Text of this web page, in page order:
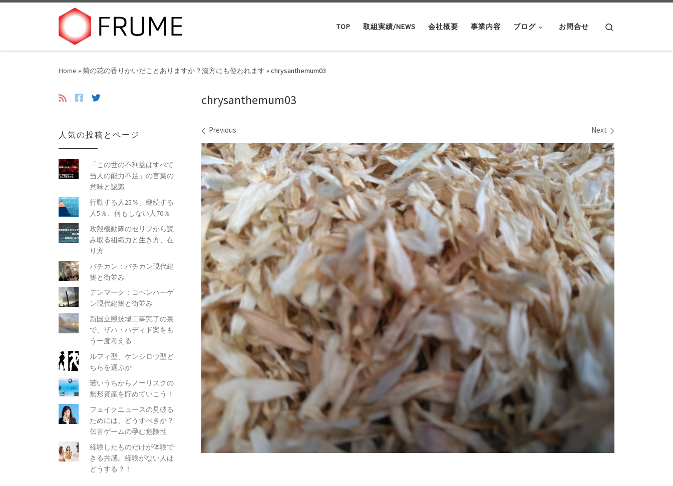
Skip to content
TOP 取組実績/NEWS 会社概要 事業内容 ブログ お問合せ
Home »菊の花の香りかいだことありますか？漢方にも使われます »chrysanthemum03
chrysanthemum03
Images navigation
Previous Next
人気の投稿とページ
「この世の不利益はすべて
当人の能力不足」の言葉の
意味と認識
行動する人25％、継続する
人5％、何もしない人70％
攻殻機動隊のセリフから読
み取る組織力と生き方、在
り方
バチカン：バチカン現代建
築と街並み
デンマーク：コペンハーゲ
ン現代建築と街並み
新国立競技場工事完了の裏
で、ザハ・ハディド案をも
う一度考える
ルフィ型、ケンシロウ型ど
ちらを選ぶか
若いうちからノーリスクの
無形資産を貯めていこう！
フェイクニュースの見破る
ためには、どうすべきか？
伝言ゲームの孕む危険性
経験したものだけが体験で
きる共感。経験がない人は
どうする？！